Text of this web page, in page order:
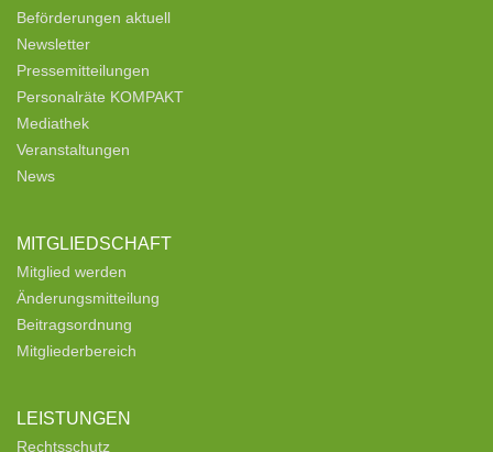
Beförderungen aktuell
Newsletter
Pressemitteilungen
Personalräte KOMPAKT
Mediathek
Veranstaltungen
News
MITGLIEDSCHAFT
Mitglied werden
Änderungsmitteilung
Beitragsordnung
Mitgliederbereich
LEISTUNGEN
Rechtsschutz